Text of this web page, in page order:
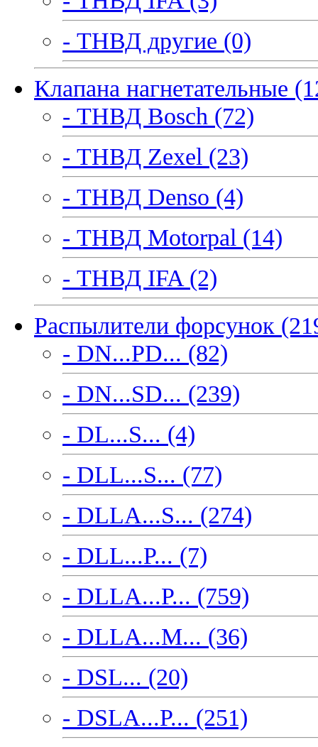
- ТНВД другие (0)
Клапана нагнетательные
- ТНВД Bosch (72)
- ТНВД Zexel (23)
- ТНВД Denso (4)
- ТНВД Motorpal (14)
- ТНВД IFA (2)
Распылители форсунок
- DN...PD... (82)
- DN...SD... (239)
- DL...S... (4)
- DLL...S... (77)
- DLLA...S... (274)
- DLL...P... (7)
- DLLA...P... (759)
- DLLA...M... (36)
- DSL... (20)
- DSLA...P... (251)